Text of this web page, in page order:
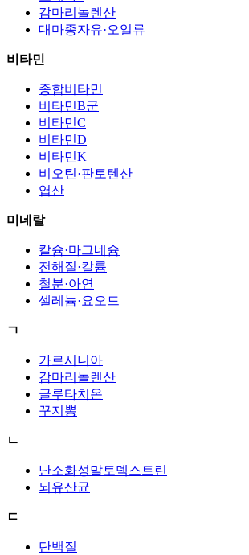
감마리놀렌산
대마종자유·오일류
비타민
종합비타민
비타민B군
비타민C
비타민D
비타민K
비오틴·판토텐산
엽산
미네랄
칼슘·마그네슘
전해질·칼륨
철분·아연
셀레늄·요오드
ㄱ
가르시니아
감마리놀렌산
글루타치온
꾸지뽕
ㄴ
난소화성말토덱스트린
뇌유산균
ㄷ
단백질